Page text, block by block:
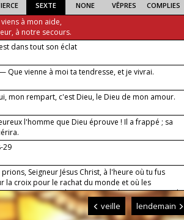
SEXTE NONE VÊPRES COMPLIES
à mon aide,
à notre secours.
dans tout son éclat
Que vienne à moi ta tendresse, et je vivrai.
mon rempart, c'est Dieu, le Dieu de mon amour.
l'homme que Dieu éprouve ! Il a frappé ; sa
29
Seigneur Jésus Christ, à l'heure où tu fus
la croix pour le rachat du monde et où les
couvraient toute la terre : accorde-nous toujours la
nous guidera jusqu'à la vraie vie. Toi qui règnes
siècles des siècles. Amen.
veille lendemain